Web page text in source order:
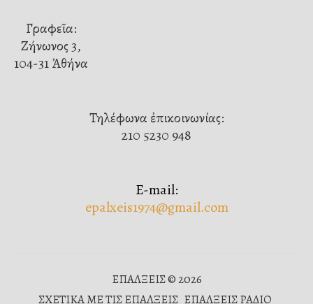
Γραφεῖα:
Ζήνωνος 3,
104-31 Ἀθήνα
Τηλέφωνα ἐπικοινωνίας:
210 5230 948
E-mail:
epalxeis1974@gmail.com
ΕΠΑΛΞΕΙΣ © 2026
ΣΧΕΤΙΚΑ ΜΕ ΤΙΣ ΕΠΑΛΞΕΙΣ ΕΠΑΛΞΕΙΣ ΡΑΔΙΟ